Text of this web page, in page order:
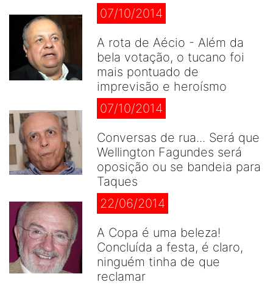
07/10/2014
A rota de Aécio - Além da
bela votação, o tucano foi
mais pontuado de
imprevisão e heroísmo
07/10/2014
Conversas de rua... Será que
Wellington Fagundes será
oposição ou se bandeia para
Taques
22/06/2014
A Copa é uma beleza!
Concluída a festa, é claro,
ninguém tinha de que
reclamar